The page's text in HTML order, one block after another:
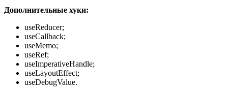
Дополнительные хуки:
useReducer;
useCallback;
useMemo;
useRef;
useImperativeHandle;
useLayoutEffect;
useDebugValue.